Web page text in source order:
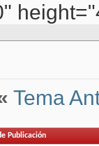
Tema
Publicación